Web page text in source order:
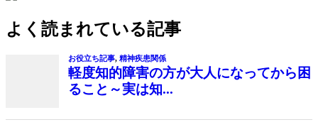
よく読まれている記事
お役立ち記事, 精神疾患関係
軽度知的障害の方が大人になってから困
ること～実は知...